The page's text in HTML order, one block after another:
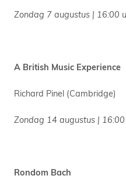
Zondag 7 augustus | 16:00
A British Music Experience
Richard Pinel (Cambridge)
Zondag 14 augustus |
Rondom Bach